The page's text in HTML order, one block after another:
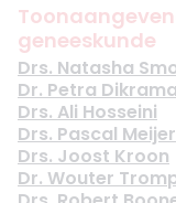
geneeskunde
Drs. Natasha
Dr. Petra Dikrama
Drs. Ali Hosseini
Drs. Pascal Meijer
Drs. Joost Kroon
Dr. Wouter